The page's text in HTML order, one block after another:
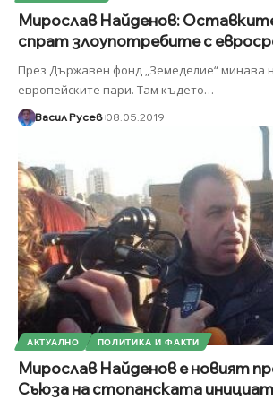
Мирослав Найденов:
спрат злоупотребите с
През Държавен фонд „Земеделие“ минава
европейските пари. Там където…
Васил Русев 08.05.2019
АКТУАЛНО ПОЛИТИКА И ФАКТИ
Мирослав Найденов е новият
Съюза на стопанската